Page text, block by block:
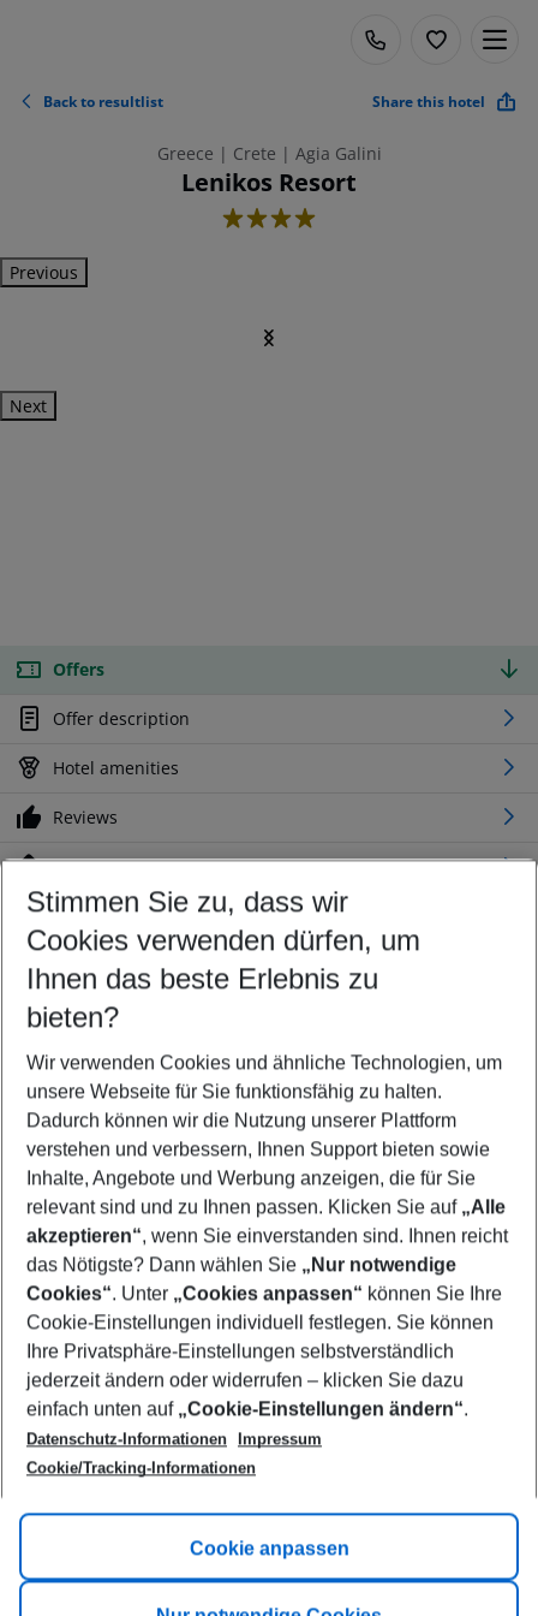
Back to resultlist Share this hotel
Greece | Crete | Agia Galini
Lenikos Resort
4
Previous
Next
Offers
Offer description
Hotel amenities
Reviews
Location
Customize your offer
Find the perfect deal which suits your best
Your departure airport
Any airport
Select your date range
10/08/26–08/08/27 5-8 nights
Who will travel
2 adults No children
Show more filter
Footer
Footer navigation
Title A
Link A
Stimmen Sie zu, dass wir
Cookies verwenden dürfen, um
Ihnen das beste Erlebnis zu
bieten?
Wir verwenden Cookies und ähnliche Technologien, um
unsere Webseite für Sie funktionsfähig zu halten.
Dadurch können wir die Nutzung unserer Plattform
verstehen und verbessern, Ihnen Support bieten sowie
Inhalte, Angebote und Werbung anzeigen, die für Sie
relevant sind und zu Ihnen passen. Klicken Sie auf „Alle
akzeptieren“, wenn Sie einverstanden sind. Ihnen reicht
das Nötigste? Dann wählen Sie „Nur notwendige
Cookies“. Unter „Cookies anpassen“ können Sie Ihre
Cookie-Einstellungen individuell festlegen. Sie können
Ihre Privatsphäre-Einstellungen selbstverständlich
jederzeit ändern oder widerrufen – klicken Sie dazu
einfach unten auf „Cookie-Einstellungen ändern“.
Datenschutz-Informationen
Impressum
Cookie/Tracking-Informationen
Cookie anpassen